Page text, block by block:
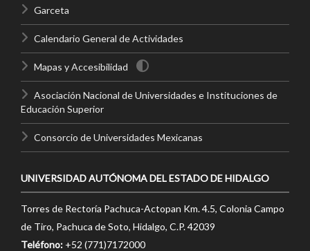
Garceta
Calendario General de Actividades
Mapas y Accesibilidad
Asociación Nacional de Universidades e Instituciones de
Educación Superior
Consorcio de Universidades Mexicanas
UNIVERSIDAD AUTÓNOMA DEL ESTADO DE HIDALGO
Torres de Rectoría Pachuca-Actopan Km. 4.5, Colonia Campo
de Tiro, Pachuca de Soto, Hidalgo, C.P. 42039
Teléfono: +52 (771)7172000